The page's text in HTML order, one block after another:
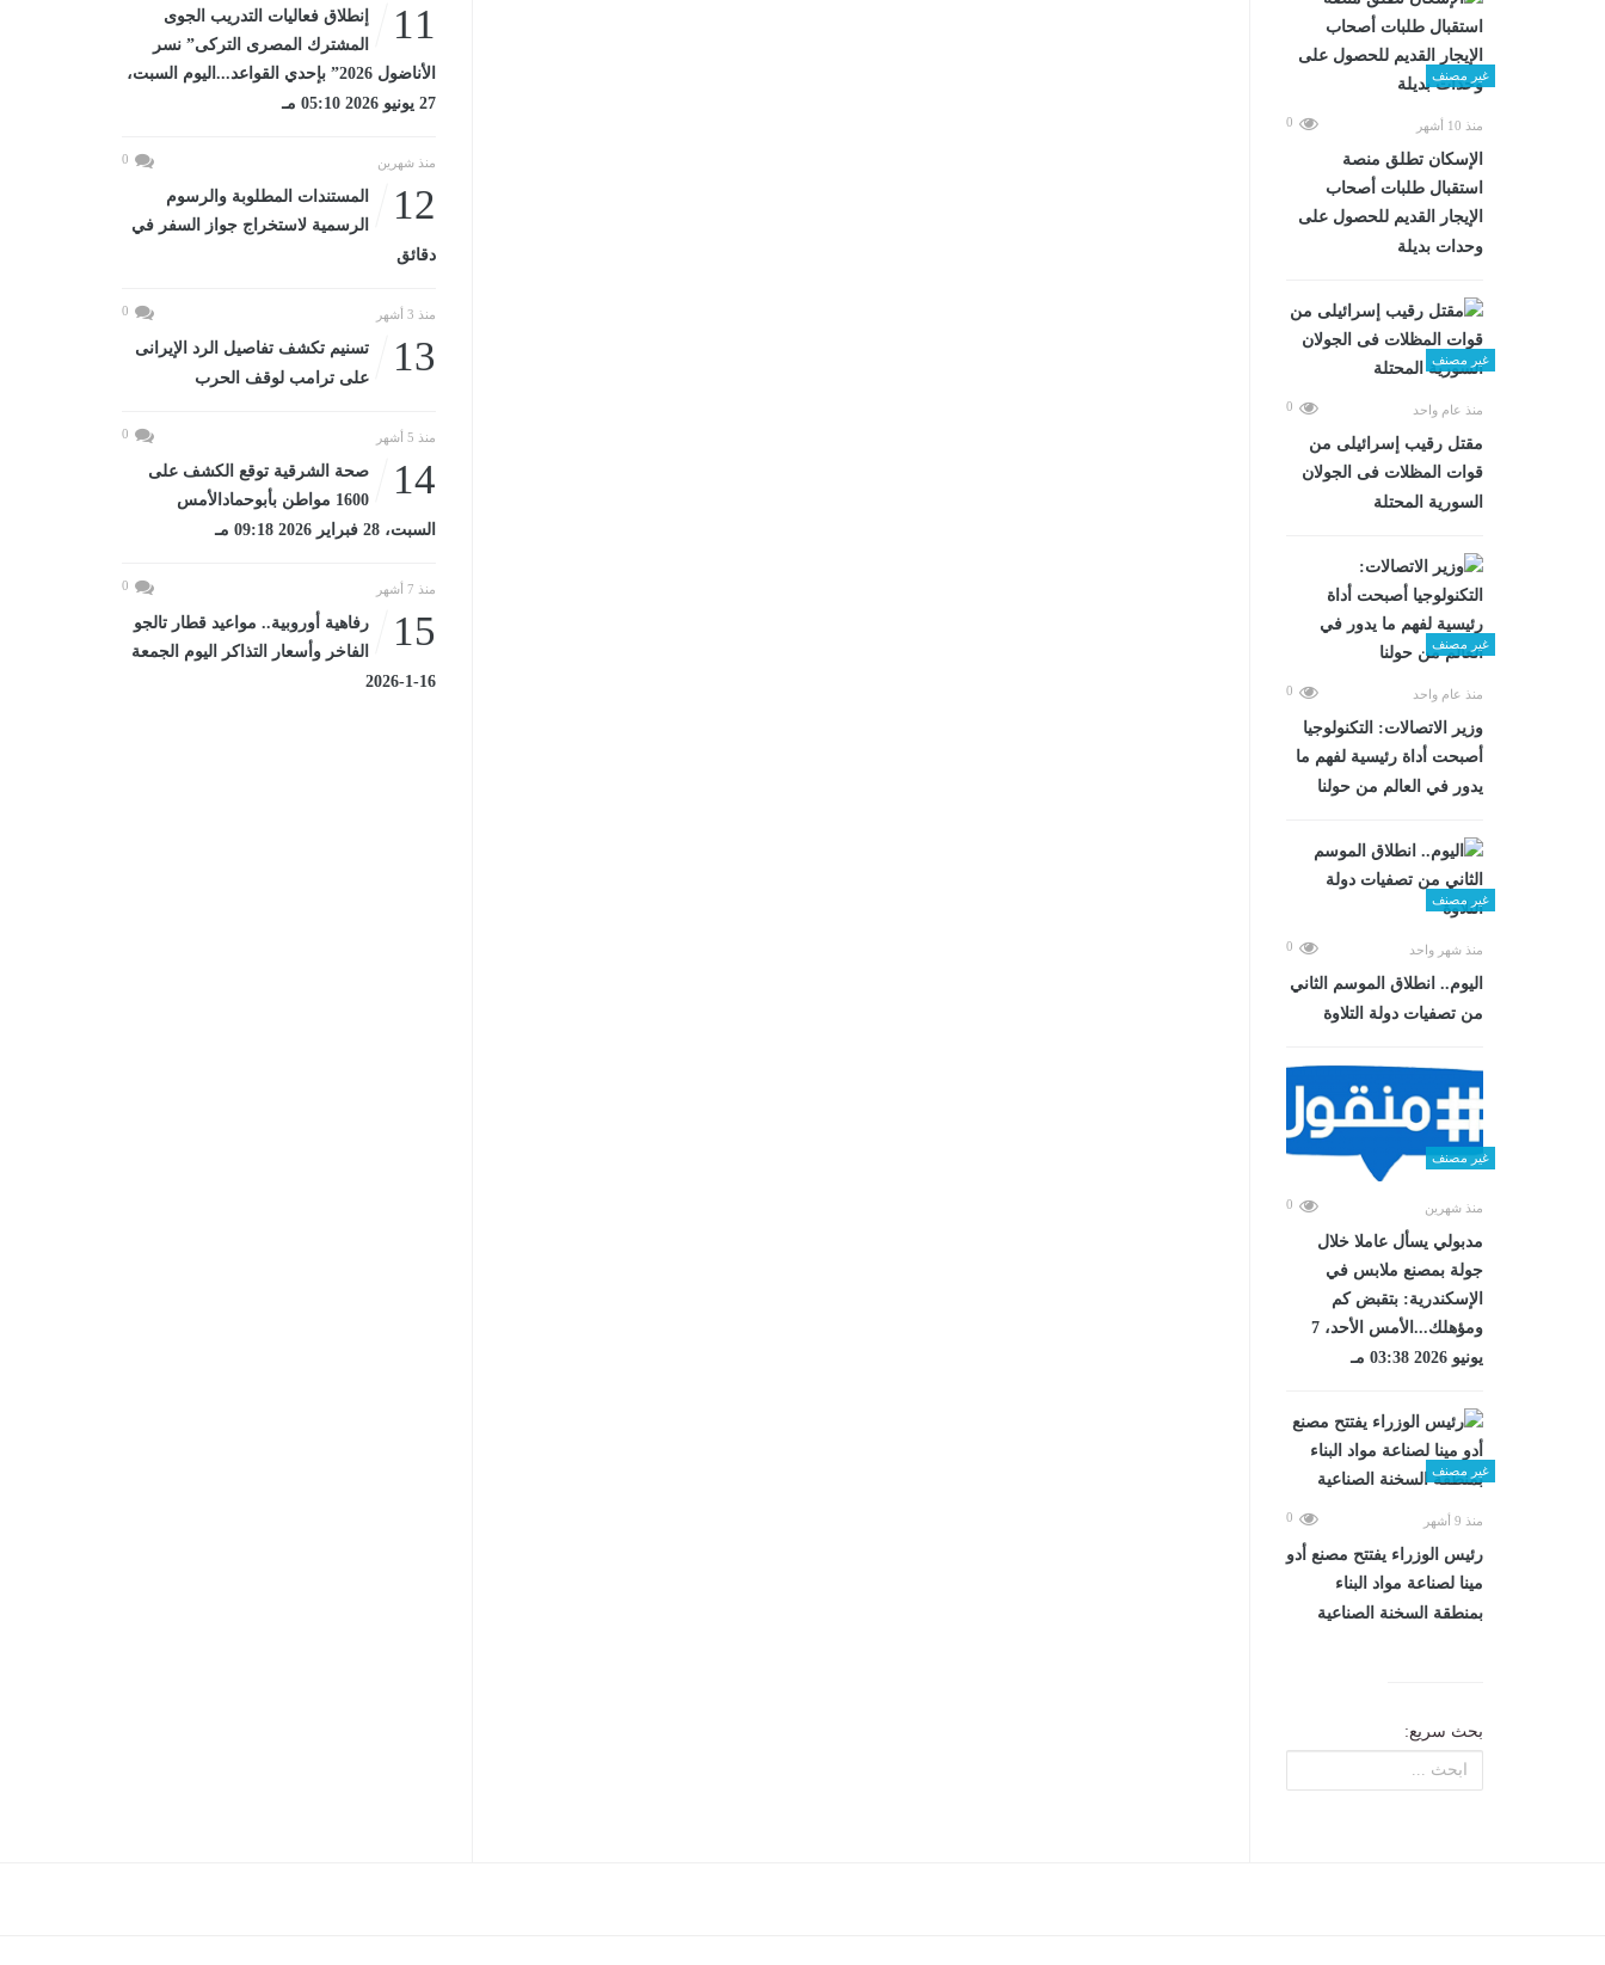
غير مصنف
منذ 10 أشهر 0
الإسكان تطلق منصة
استقبال طلبات أصحاب
الإيجار القديم للحصول على
وحدات بديلة
غير مصنف
منذ عام واحد 0
مقتل رقيب إسرائيلى من
قوات المظلات فى الجولان
السورية المحتلة
غير مصنف
منذ عام واحد 0
وزير الاتصالات: التكنولوجيا
أصبحت أداة رئيسية لفهم ما
يدور في العالم من حولنا
غير مصنف
منذ شهر واحد 0
اليوم.. انطلاق الموسم الثاني
من تصفيات دولة التلاوة
غير مصنف
منذ شهرين 0
مدبولي يسأل عاملا خلال
جولة بمصنع ملابس في
الإسكندرية: بتقبض كم
ومؤهلك...الأمس الأحد، 7
يونيو 2026 03:38 مـ
غير مصنف
منذ 9 أشهر 0
رئيس الوزراء يفتتح مصنع أدو
مينا لصناعة مواد البناء
بمنطقة السخنة الصناعية
بحث سريع:
11
إنطلاق فعاليات التدريب الجوى
المشترك المصرى التركى” نسر
الأناضول 2026” بإحدي القواعد...اليوم السبت،
27 يونيو 2026 05:10 مـ
منذ شهرين 0
12
المستندات المطلوبة والرسوم
الرسمية لاستخراج جواز السفر في
دقائق
منذ 3 أشهر 0
13
تسنيم تكشف تفاصيل الرد الإيرانى
على ترامب لوقف الحرب
منذ 5 أشهر 0
14
صحة الشرقية توقع الكشف على
1600 مواطن بأبوحمادالأمس
السبت، 28 فبراير 2026 09:18 مـ
منذ 7 أشهر 0
15
رفاهية أوروبية.. مواعيد قطار تالجو
الفاخر وأسعار التذاكر اليوم الجمعة
16-1-2026